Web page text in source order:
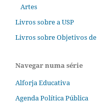
Artes
Livros sobre a USP
Livros sobre Objetivos
Navegar numa série
Alforja Educativa
Agenda Política Pública